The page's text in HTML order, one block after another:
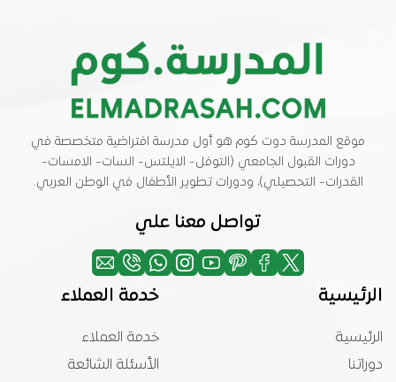
موقع المدرسة دوت كوم هو أول مدرسة افتراضية متخصصة في
دورات القبول الجامعي (التوفل- الايلتس- السات- الامسات-
القدرات- التحصيلي)، ودورات تطوير الأطفال في الوطن العربي.
تواصل معنا علي
الرئيسية
الرئيسية
دوراتنا
خدمة العملاء
خدمة العملاء
الأسئلة الشائعة